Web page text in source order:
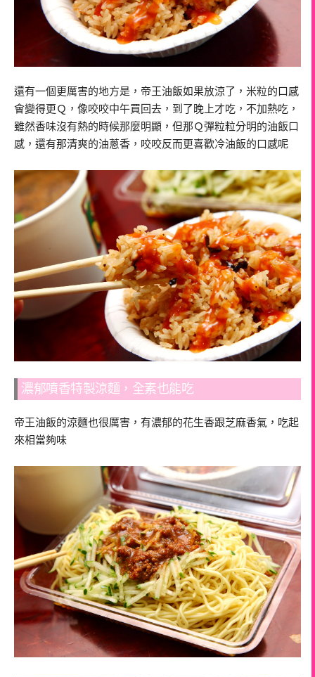
還有一個更厲害的地方是，帝王油飯如果放涼了，米粒的口感
會變得更Ｑ，像咬咬中午買回去，到了晚上才吃，不加熱吃，
雖然香味沒有熱的時候那麼明顯，但那Ｑ彈粒粒分明的油飯口
感，還有那清爽的油蔥香，咬咬反而更喜歡冷油飯的口感呢
濃郁噴香特製涼麵，全素也能吃
帝王油飯的涼麵也很厲害，有濃郁的花生香跟芝麻香氣，吃起
來相當夠味